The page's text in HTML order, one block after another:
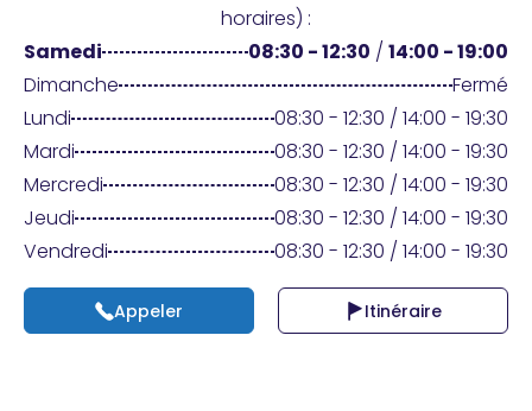
Connexion
Praticien ?
horaires) :
Samedi
08:30 - 12:30 / 14:00 - 19:00
Dimanche
Fermé
Lundi
08:30 - 12:30 / 14:00 - 19:30
Mardi
08:30 - 12:30 / 14:00 - 19:30
Mercredi
08:30 - 12:30 / 14:00 - 19:30
Jeudi
08:30 - 12:30 / 14:00 - 19:30
Vendredi
08:30 - 12:30 / 14:00 - 19:30
Appeler Itinéraire